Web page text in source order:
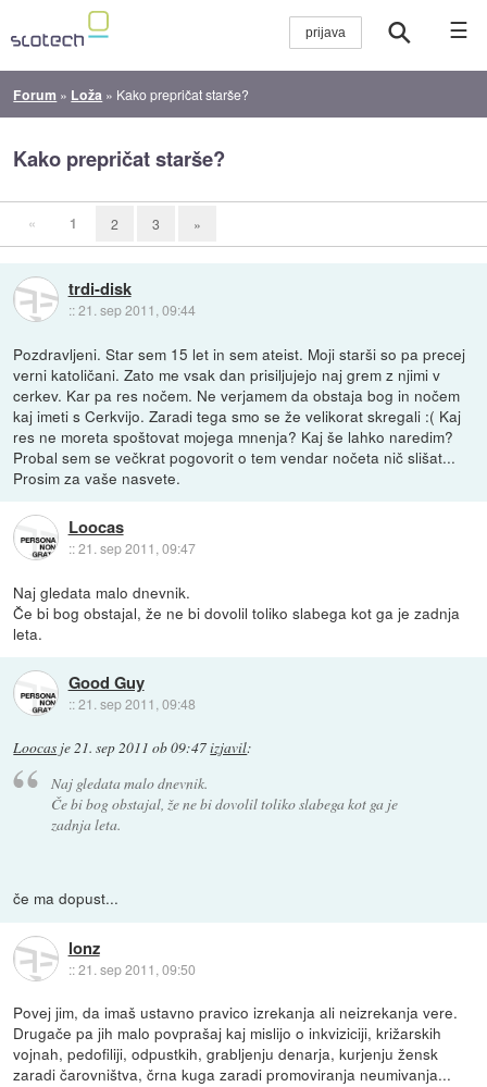
☰
Forum » Loža » Kako prepričat starše?
Kako prepričat starše?
« 1 2 3 »
trdi-disk
::21. sep 2011, 09:44
Pozdravljeni. Star sem 15 let in sem ateist. Moji starši so pa precej
verni katoličani. Zato me vsak dan prisiljujejo naj grem z njimi v
cerkev. Kar pa res nočem. Ne verjamem da obstaja bog in nočem
kaj imeti s Cerkvijo. Zaradi tega smo se že velikorat skregali :( Kaj
res ne moreta spoštovat mojega mnenja? Kaj še lahko naredim?
Probal sem se večkrat pogovorit o tem vendar nočeta nič slišat...
Prosim za vaše nasvete.
Loocas
::21. sep 2011, 09:47
Naj gledata malo dnevnik.
Če bi bog obstajal, že ne bi dovolil toliko slabega kot ga je zadnja
leta.
Good Guy
::21. sep 2011, 09:48
Loocas je21. sep 2011 ob 09:47izjavil:
Naj gledata malo dnevnik.
Če bi bog obstajal, že ne bi dovolil toliko slabega kot ga je
zadnja leta.
če ma dopust...
lonz
::21. sep 2011, 09:50
Povej jim, da imaš ustavno pravico izrekanja ali neizrekanja vere.
Drugače pa jih malo povprašaj kaj mislijo o inkviziciji, križarskih
vojnah, pedofiliji, odpustkih, grabljenju denarja, kurjenju žensk
zaradi čarovništva, črna kuga zaradi promoviranja neumivanja...